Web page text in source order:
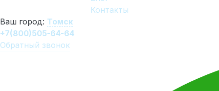
Контакты
Ваш город: Томск
+7(800)505-64-64
Обратный звонок